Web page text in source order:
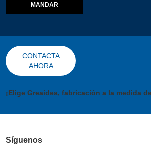
MANDAR
CONTACTA
AHORA
¡Elige Greaidea, fabricación a la medida
Síguenos